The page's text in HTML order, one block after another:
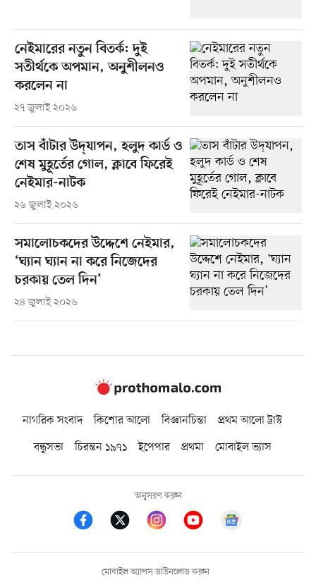
নেইমারের নতুন বিতর্ক: দুই
সতীর্থকে অপমান, অনুশীলনও
করলেন না
২৭ জুলাই ২০২৬
তাস বাঁটার উদ্‌যাপন, হলুদ কার্ড ও
শেষ মুহূর্তের গোল, ক্লাবে ফিরেই
নেইমার-নাটক
২৬ জুলাই ২০২৬
সমালোচকদের উদ্দেশে নেইমার,
‘ঘ্যান ঘ্যান না করে নিজেদের
চরকায় তেল দিন’
২৪ জুলাই ২০২৬
নাগরিক সংবাদ কিশোর আলো বিজ্ঞানচিন্তা
প্রথম আলো ট্রাস্ট
বন্ধুসভা
চিরন্তন ১৯৭১ ইপেপার প্রথমা মোবাইল ভ্যাস
অনুসরণ করুন
মোবাইল অ্যাপস ডাউনলোড করুন